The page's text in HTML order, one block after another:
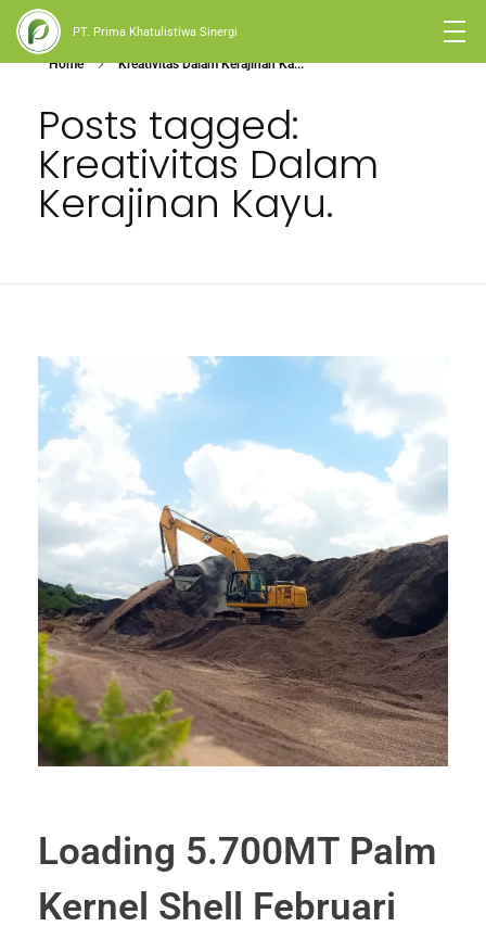
PT. Prima Khatulistiwa Sinergi
Home Kreativitas Dalam Kerajinan Ka...
Posts tagged:
Kreativitas Dalam
Kerajinan Kayu.
Loading 5.700MT Palm
Kernel Shell Februari